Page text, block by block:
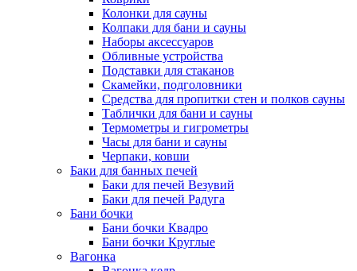
Колонки для сауны
Колпаки для бани и сауны
Наборы аксессуаров
Обливные устройства
Подставки для стаканов
Скамейки, подголовники
Средства для пропитки стен и полков сауны
Таблички для бани и сауны
Термометры и гигрометры
Часы для бани и сауны
Черпаки, ковши
Баки для банных печей
Баки для печей Везувий
Баки для печей Радуга
Бани бочки
Бани бочки Квадро
Бани бочки Круглые
Вагонка